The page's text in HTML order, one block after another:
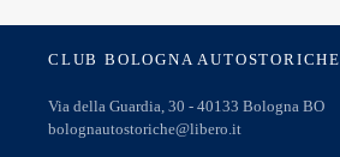
CLUB BOLOGNA AUTOSTORICHE
Via della Guardia, 30 - 40133 Bologna BO
bolognautostoriche@libero.it